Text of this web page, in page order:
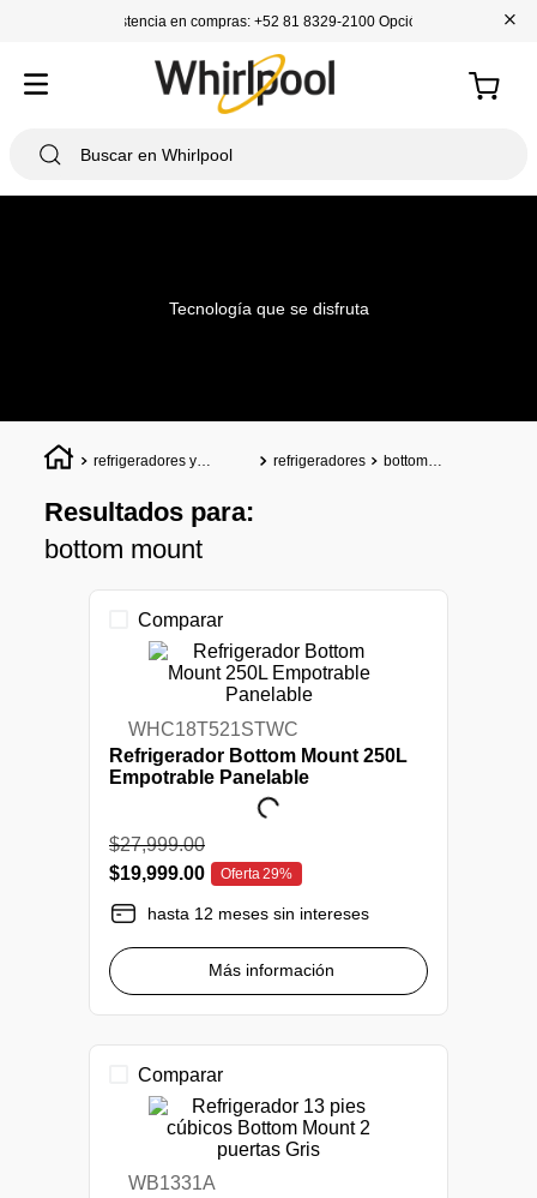
Asistencia en compras: +52 81 8329-2100 Opción 1 +
Tecnología que se disfruta
refrigeradores y
refrigeradores
bottom
Resultados para:
bottom mount
Comparar
WHC18T521STWC
Refrigerador Bottom Mount 250L
Empotrable Panelable
$27,999.00
$19,999.00 Oferta 29%
hasta 12 meses sin intereses
Más información
Comparar
WB1331A